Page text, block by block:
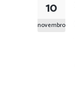
10
novembro